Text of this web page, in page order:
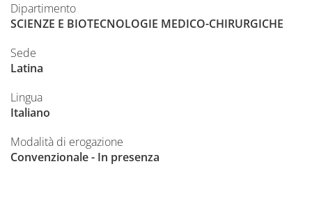
Dipartimento
SCIENZE E BIOTECNOLOGIE MEDICO-CHIRURGICHE
Sede
Latina
Lingua
Italiano
Modalità di erogazione
Convenzionale - In presenza